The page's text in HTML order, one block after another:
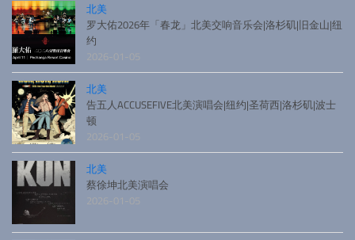
北美
罗大佑2026年「春龙」北美交响音乐会|洛杉矶|旧金山|纽
约
2026-01-05
北美
告五人ACCUSEFIVE北美演唱会|纽约|圣荷西|洛杉矶|波士
顿
2026-01-05
北美
蔡徐坤北美演唱会
2026-01-05